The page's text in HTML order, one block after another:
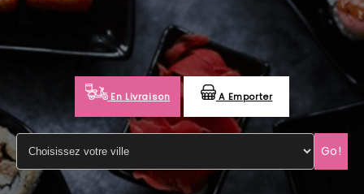
VOTRE COMPTE
NOTRE RESTAURANT
MENTIONS LÉGALES
C.G.V
En Livraison A Emporter
Go!